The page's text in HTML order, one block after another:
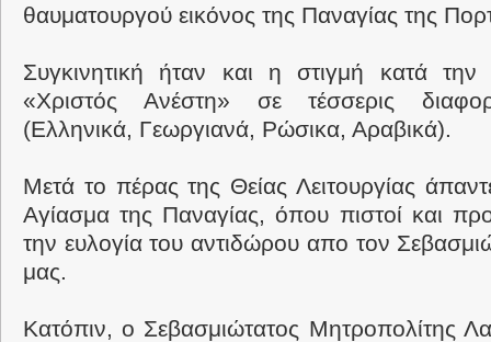
θαυματουργού εικόνος της Παναγίας της
Συγκινητική ήταν και η στιγμή κατά
«Χριστός Ανέστη» σε τέσσερις
(Ελληνικά, Γεωργιανά, Ρώσικα, Αραβικά).
Μετά το πέρας της Θείας Λειτουργίας
Αγίασμα της Παναγίας, όπου πιστοί και
την ευλογία του αντιδώρου απο τον
μας.
Κατόπιν, ο Σεβασμιώτατος Μητροπολίτης